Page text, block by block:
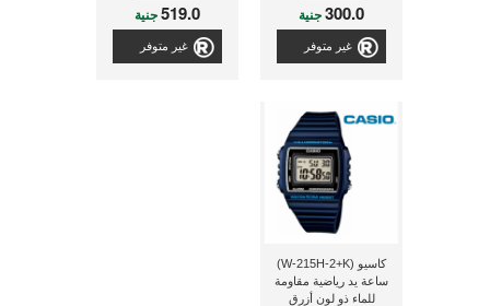
300.0جنية
غير متوفر
519.0جنية
غير متوفر
كاسيو (W-215H-2+K)
ساعة يد رياضية مقاومة
للماء ذو لون أزرق